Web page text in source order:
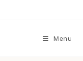
Menu